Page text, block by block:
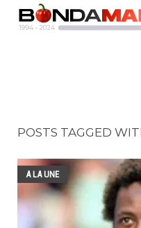
POSTS TAGGED
A LA UNE